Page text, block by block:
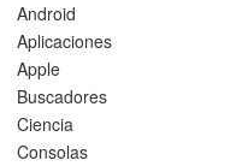
Android
Aplicaciones
Apple
Buscadores
Ciencia
Consolas